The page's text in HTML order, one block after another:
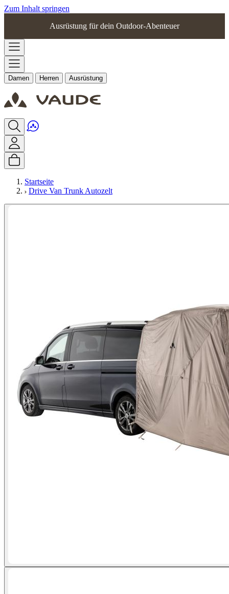
Zum Inhalt springen
Ausrüstung für dein Outdoor-Abenteuer
Damen Herren Ausrüstung
Startseite
Drive Van Trunk Autozelt